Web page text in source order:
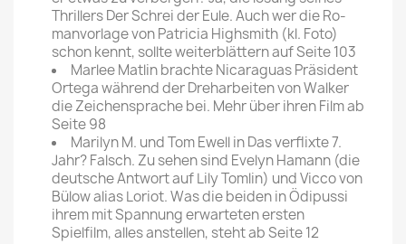
Thrillers Der Schrei der Eule. Auch wer die Ro­
manvorlage von Patricia Highsmith (kl. Foto)
schon kennt, sollte weiter­blättern auf Seite 103
Marlee Matlin brachte Nicaraguas Präsident
Ortega wäh­rend der Dreharbeiten von Walker
die Zeichensprache bei. Mehr über ihren Film ab
Seite 98
Marilyn M. und Tom Ewell in Das verflixte 7.
Jahr? Falsch. Zu sehen sind Evelyn Ha­mann (die
deutsche Antwort auf Lily Tom­lin) und Vicco von
Bülow alias Loriot. Was die beiden in Ödi­pussi
ihrem mit Spannung erwarteten ersten
Spielfilm, alles anstellen, steht ab Seite 12